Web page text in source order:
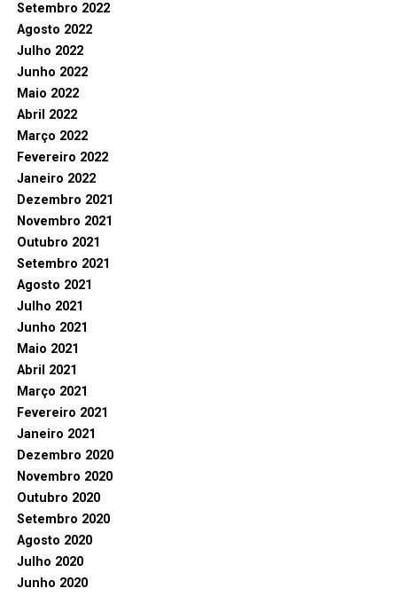
Setembro 2022
Agosto 2022
Julho 2022
Junho 2022
Maio 2022
Abril 2022
Março 2022
Fevereiro 2022
Janeiro 2022
Dezembro 2021
Novembro 2021
Outubro 2021
Setembro 2021
Agosto 2021
Julho 2021
Junho 2021
Maio 2021
Abril 2021
Março 2021
Fevereiro 2021
Janeiro 2021
Dezembro 2020
Novembro 2020
Outubro 2020
Setembro 2020
Agosto 2020
Julho 2020
Junho 2020